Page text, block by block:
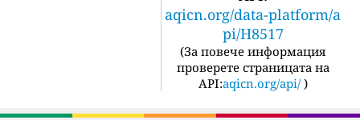
aqicn.org/data-platform/a
pi/H8517
(За повече информация
проверете страницата на
API:aqicn.org/api/ )